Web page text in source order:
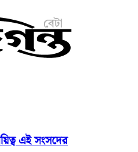
এই সংসদের